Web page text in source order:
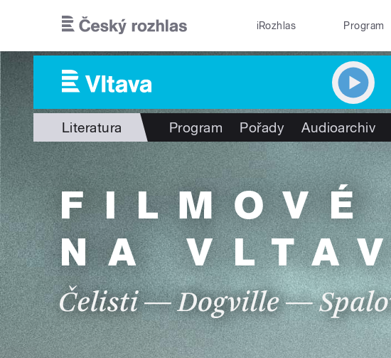
iRozhlas Program
Literatura Program Pořady Audioarchiv